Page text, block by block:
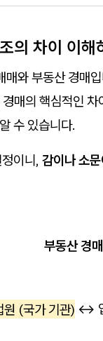
의 차이 이해
와 부동산 경매
매의 핵심적인 차
수 있습니다.
이니, 감이나 소
부동산
원 (국가 기관) ↔